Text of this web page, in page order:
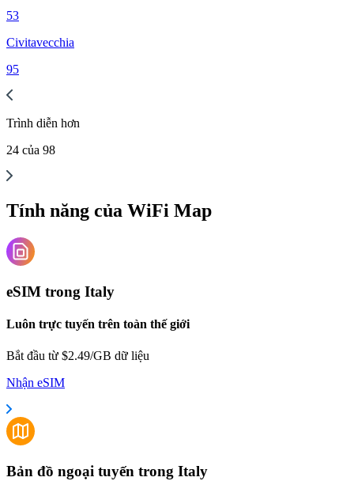
53
Civitavecchia
95
Trình diễn hơn
24 của 98
Tính năng của WiFi Map
eSIM trong Italy
Luôn trực tuyến trên toàn thế giới
Bắt đầu từ $2.49/GB dữ liệu
Nhận eSIM
Bản đồ ngoại tuyến trong Italy